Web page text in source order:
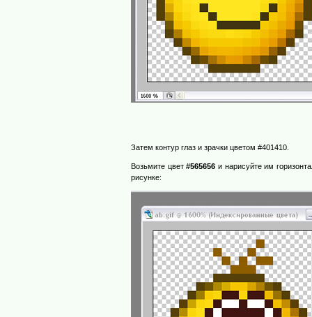
Затем контур глаз и зрачки цветом #401410.
Возьмите цвет#565656 и нарисуйте им
рисунке: